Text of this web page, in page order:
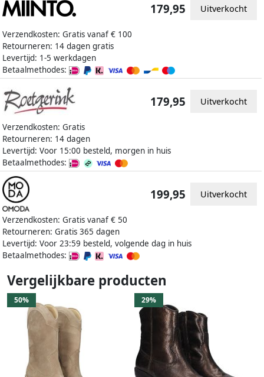
Verzendkosten: Gratis vanaf € 100
Retourneren: 14 dagen gratis
Levertijd: 1-5 werkdagen
Betaalmethodes:
179,95 Uitverkocht
Verzendkosten: Gratis
Retourneren: 14 dagen
Levertijd: Voor 15:00 besteld, morgen in huis
Betaalmethodes:
179,95 Uitverkocht
Verzendkosten: Gratis vanaf € 50
Retourneren: Gratis 365 dagen
Levertijd: Voor 23:59 besteld, volgende dag in huis
Betaalmethodes:
199,95 Uitverkocht
Vergelijkbare producten
50% 29%